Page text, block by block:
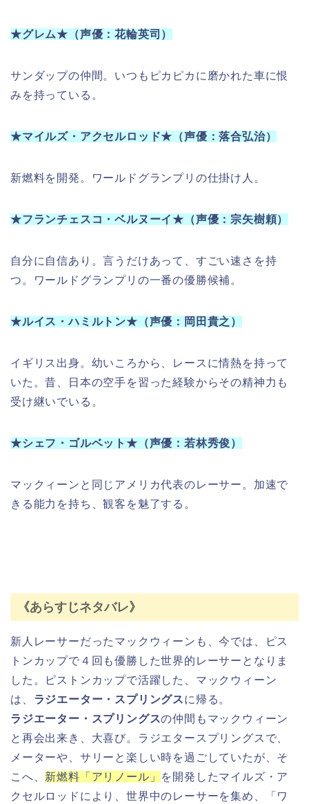
★グレム★（声優：花輪英司）
サンダップの仲間。いつもピカピカに磨かれた車に恨
みを持っている。
★マイルズ・アクセルロッド★（声優：落合弘治）
新燃料を開発。ワールドグランプリの仕掛け人。
★フランチェスコ・ベルヌーイ★（声優：宗矢樹頼）
自分に自信あり。言うだけあって、すごい速さを持
つ。ワールドグランプリの一番の優勝候補。
★ルイス・ハミルトン★（声優：岡田貴之）
イギリス出身。幼いころから、レースに情熱を持って
いた。昔、日本の空手を習った経験からその精神力も
受け継いでいる。
★シェフ・ゴルベット★（声優：若林秀俊）
マックィーンと同じアメリカ代表のレーサー。加速で
きる能力を持ち、観客を魅了する。
《あらすじネタバレ》
新人レーサーだったマックウィーンも、今では、ピス
トンカップで４回も優勝した世界的レーサーとなりま
した。ピストンカップで活躍した、マックウィーン
は、 ラジエーター・スプリングスに帰る。
ラジエーター・スプリングスの仲間もマックウィーン
と再会出来き、大喜び。ラジエタースプリングスで、
メーターや、サリーと楽しい時を過ごしていたが、そ
こへ、 新燃料「アリノール」 を開発したマイルズ・ア
クセルロッドにより、世界中のレーサーを集め、「ワ